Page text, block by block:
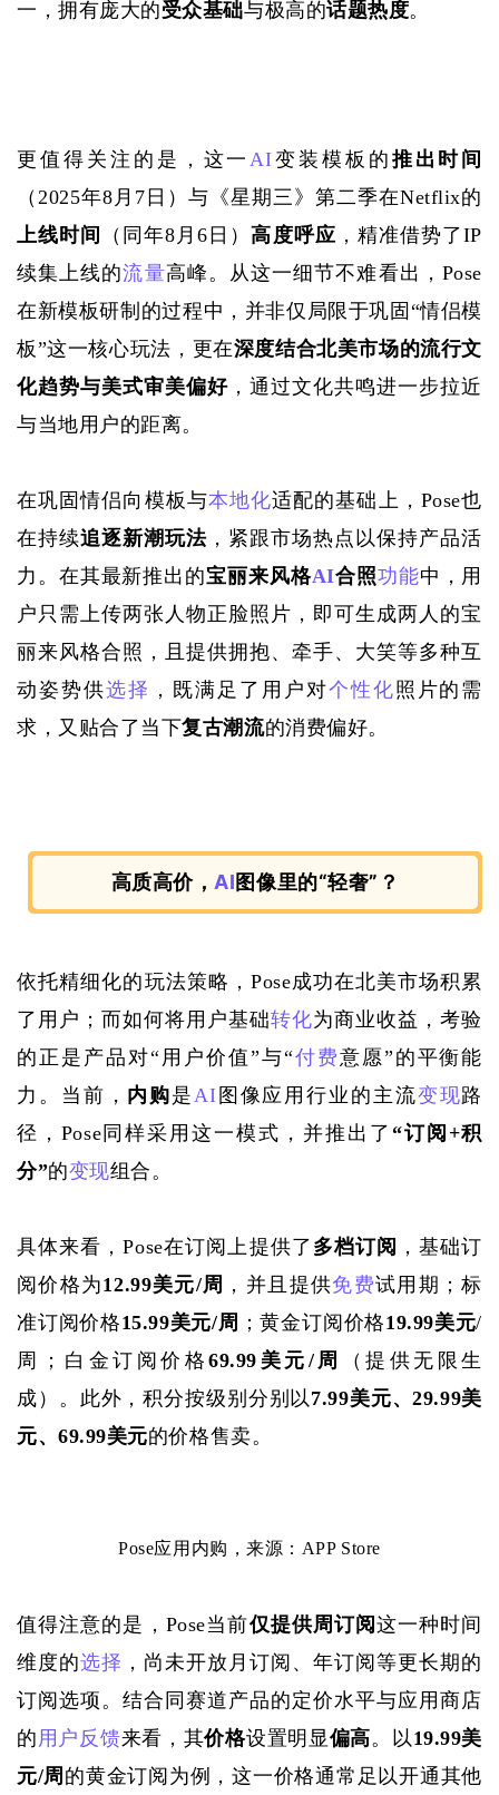
一，拥有庞大的受众基础与极高的话题热度。
更值得关注的是，这一AI变装模板的 推出时间
（2025年8月7日）与《星期三》第二季在Netflix的
上线时间
（同年8月6日）高度呼应 ，精准借势了IP
续集上线的流量高峰。从这一细节不难看出，Pose
在新模板研制的过程中，并非仅局限于巩固“情侣模
板”这一核心玩法，更在深度结合北美市场的流行文
化趋势与美式审美偏好 ，通过文化共鸣进一步拉近
与当地用户的距离。
在巩固情侣向模板与本地化适配的基础上， Pose也
在持续追逐新潮玩法 ，紧跟市场热点以保持产品活
力。在其最新推出的宝丽来风格AI合照功能中，用
户只需上传两张人物正脸照片，即可生成两人的宝
丽来风格合照，且提供拥抱、牵手、大笑等多种互
动姿势供选择 ，既满足了用户对个性化照片的需
求，又贴合了当下复古潮流的消费偏好。
高质高价，AI图像里的“轻奢”？
依托精细化的玩法策略， Pose成功在北美市场积累
了用户；而如何将用户基础转化为商业收益，考验
的正是产品对“用户价值”与“付费意愿”的平衡能
力。当前， 内购是AI 图像应用行业的主流变现路
径，Pose同样采用这一模式，并推出了 “订阅+积
分”的变现组合。
具体来看，Pose在订阅上提供了 多档订阅 ，基础订
阅价格为12.99美元/周 ，并且提供免费试用期；标
准订阅价格15.99美元/周 ；黄金订阅价格19.99美元/
周；白金订阅价格69.99美元/周
（提供无限生
成）。此外，积分按级别分别以7.99美元、29.99美
元、69.99美元的价格售卖。
Pose应用内购，来源：APP Store
值得注意的是， Pose当前仅提供周订阅这一种时间
维度的选择 ，尚未开放月订阅 、年订阅等更长期的
订阅选项。结合同赛道产品的定价水平与应用商店
的 用户反馈来看，其价格设置明显偏高。 以19.99美
元/周 的黄金订阅为例，这一价格通常足以开通其他